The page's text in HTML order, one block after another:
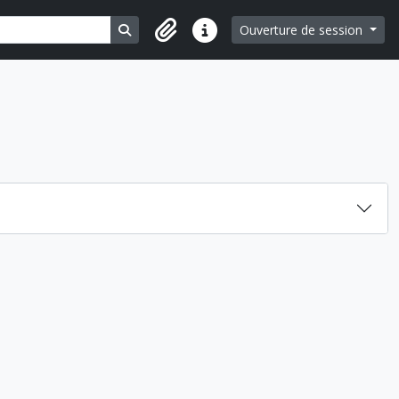
Search in browse page
Liens rapidesOuverture de session